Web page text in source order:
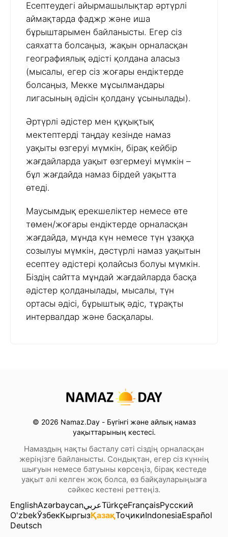
Есептеудегі айырмашылықтар әртүрлі
аймақтарда фаджр және иша
бұрыштарымен байланысты. Егер сіз
саяхатта болсаңыз, жақын орналасқан
географиялық әдісті қолдана аласыз
(мысалы, егер сіз жоғары ендіктерде
болсаңыз, Мекке мұсылмандары
лигасының әдісін қолдану ұсынылады).
Әртүрлі әдістер мен құқықтық
мектептерді таңдау кезінде намаз
уақыты өзгеруі мүмкін, бірақ кейбір
жағдайларда уақыт өзгермеуі мүмкін –
бұл жағдайда намаз бірдей уақытта
өтеді.
Маусымдық ерекшеліктер немесе өте
төмен/жоғары ендіктерде орналасқан
жағдайда, мұнда күн немесе түн ұзаққа
созылуы мүмкін, дәстүрлі намаз уақытын
есептеу әдістері қолайсыз болуы мүмкін.
Біздің сайтта мұндай жағдайларда басқа
әдістер қолданылады, мысалы, түн
ортасы әдісі, бұрыштық әдіс, тұрақты
интервалдар және басқалары.
© 2026 Namaz.Day - Бүгінгі және айлық намаз
уақыттарының кестесі.
Намаздың нақты басталу сәті сіздің орналасқан
жеріңізге байланысты. Сондықтан, егер сіз күннің
шығуын немесе батуыны көрсеңіз, бірақ кестеде
уақыт әлі келген жоқ болса, өз байқауларыңызға
сәйкес кестені реттеңіз.
EnglishAzərbaycanعربيTürkçeFrançaisРусский
O'zbekЎзбекКыргызҚазақТоҷикиIndonesiaEspañol
Deutsch